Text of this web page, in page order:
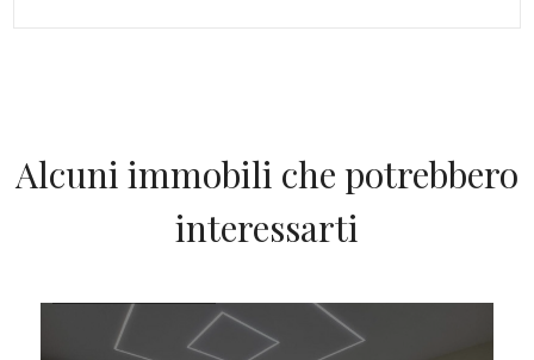
Alcuni immobili che potrebbero
interessarti